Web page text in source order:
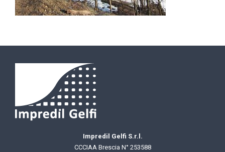
Impredil Gelfi S.r.l.
CCCIAA Brescia N° 253588